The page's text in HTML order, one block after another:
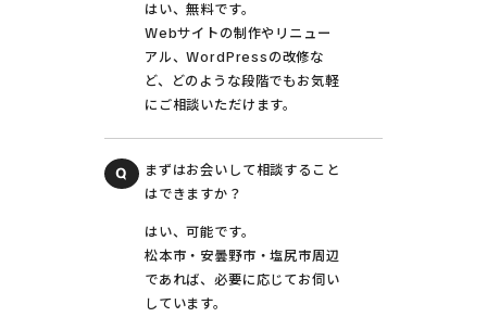
はい、無料です。
Webサイトの制作やリニュー
アル、WordPressの改修な
ど、どのような段階でもお気軽
にご相談いただけます。
まずはお会いして相談すること
はできますか？
はい、可能です。
松本市・安曇野市・塩尻市周辺
であれば、必要に応じてお伺い
しています。